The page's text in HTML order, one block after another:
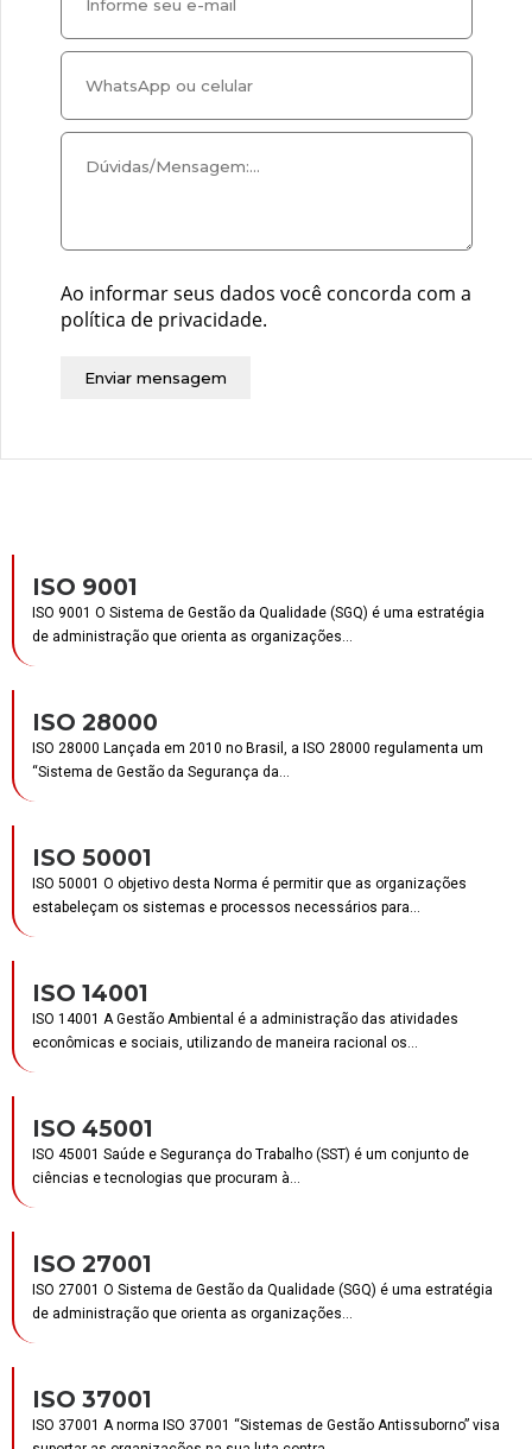
Ao informar seus dados você concorda com a
política de privacidade.
ISO 9001
ISO 9001 O Sistema de Gestão da Qualidade (SGQ) é uma estratégia
de administração que orienta as organizações...
ISO 28000
ISO 28000 Lançada em 2010 no Brasil, a ISO 28000 regulamenta um
“Sistema de Gestão da Segurança da...
ISO 50001
ISO 50001 O objetivo desta Norma é permitir que as organizações
estabeleçam os sistemas e processos necessários para...
ISO 14001
ISO 14001 A Gestão Ambiental é a administração das atividades
econômicas e sociais, utilizando de maneira racional os...
ISO 45001
ISO 45001 Saúde e Segurança do Trabalho (SST) é um conjunto de
ciências e tecnologias que procuram à...
ISO 27001
ISO 27001 O Sistema de Gestão da Qualidade (SGQ) é uma estratégia
de administração que orienta as organizações...
ISO 37001
ISO 37001 A norma ISO 37001 “Sistemas de Gestão Antissuborno” visa